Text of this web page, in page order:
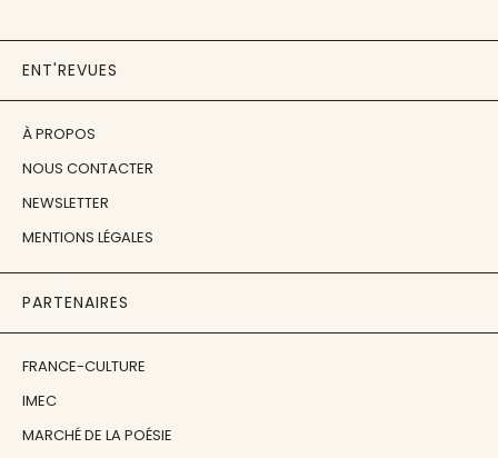
ENT'REVUES
À PROPOS
NOUS CONTACTER
NEWSLETTER
MENTIONS LÉGALES
PARTENAIRES
FRANCE-CULTURE
IMEC
MARCHÉ DE LA POÉSIE